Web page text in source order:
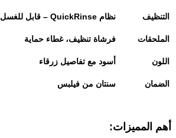
التنظيف نظام قابل للغسل
الملحقات فرشاة تنظيف، غطاء حماية
اللون أسود مع تفاصيل زرقاء
الضمان سنتان من فيلبس
أهم المميزات: